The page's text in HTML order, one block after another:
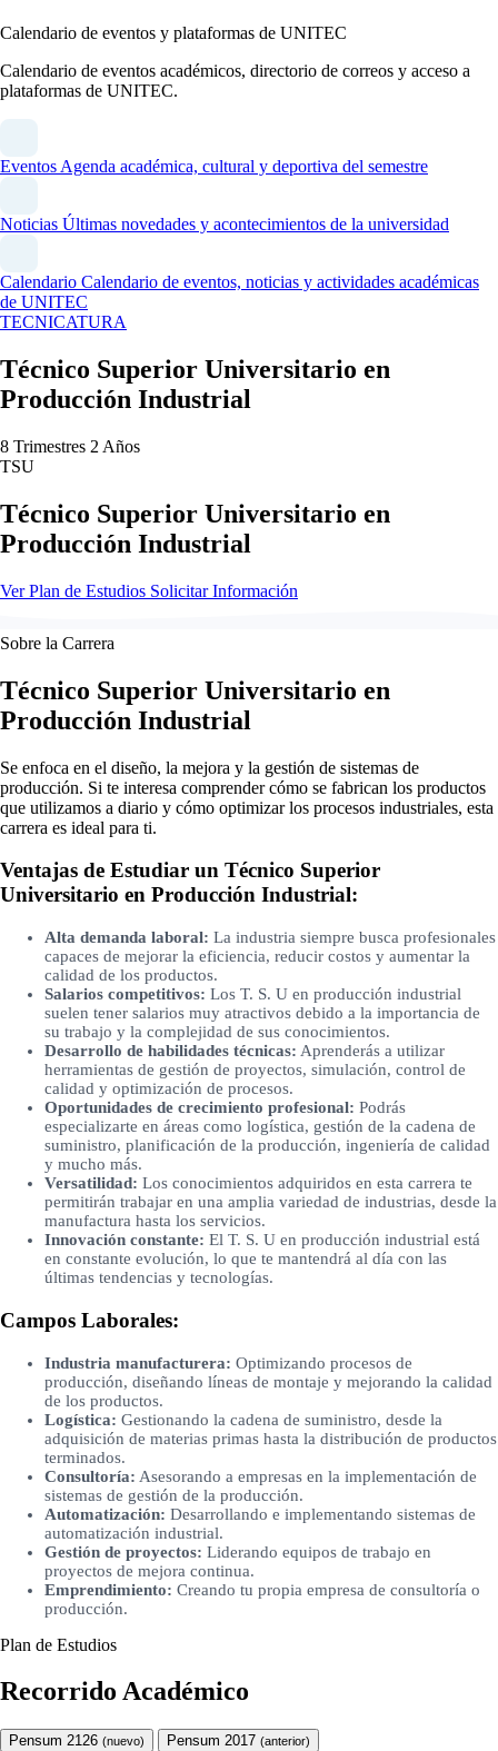
Calendario de eventos y plataformas de UNITEC
Calendario de eventos académicos, directorio de correos y acceso a
plataformas de UNITEC.
Eventos Agenda académica, cultural y deportiva del semestre
Noticias Últimas novedades y acontecimientos de la universidad
Calendario Calendario de eventos, noticias y actividades académicas
de UNITEC
TECNICATURA
Técnico Superior Universitario en
Producción Industrial
8 Trimestres 2 Años
TSU
Técnico Superior Universitario en
Producción Industrial
Ver Plan de Estudios Solicitar Información
Sobre la Carrera
Técnico Superior Universitario en
Producción Industrial
Se enfoca en el diseño, la mejora y la gestión de sistemas de
producción. Si te interesa comprender cómo se fabrican los productos
que utilizamos a diario y cómo optimizar los procesos industriales, esta
carrera es ideal para ti.
Ventajas de Estudiar un Técnico Superior
Universitario en Producción Industrial:
Alta demanda laboral: La industria siempre busca profesionales
capaces de mejorar la eficiencia, reducir costos y aumentar la
calidad de los productos.
Salarios competitivos: Los T. S. U en producción industrial
suelen tener salarios muy atractivos debido a la importancia de
su trabajo y la complejidad de sus conocimientos.
Desarrollo de habilidades técnicas: Aprenderás a utilizar
herramientas de gestión de proyectos, simulación, control de
calidad y optimización de procesos.
Oportunidades de crecimiento profesional: Podrás
especializarte en áreas como logística, gestión de la cadena de
suministro, planificación de la producción, ingeniería de calidad
y mucho más.
Versatilidad: Los conocimientos adquiridos en esta carrera te
permitirán trabajar en una amplia variedad de industrias, desde la
manufactura hasta los servicios.
Innovación constante: El T. S. U en producción industrial está
en constante evolución, lo que te mantendrá al día con las
últimas tendencias y tecnologías.
Campos Laborales:
Industria manufacturera: Optimizando procesos de
producción, diseñando líneas de montaje y mejorando la calidad
de los productos.
Logística: Gestionando la cadena de suministro, desde la
adquisición de materias primas hasta la distribución de productos
terminados.
Consultoría: Asesorando a empresas en la implementación de
sistemas de gestión de la producción.
Automatización: Desarrollando e implementando sistemas de
automatización industrial.
Gestión de proyectos: Liderando equipos de trabajo en
proyectos de mejora continua.
Emprendimiento: Creando tu propia empresa de consultoría o
producción.
Plan de Estudios
Recorrido Académico
Pensum 2126 (nuevo) Pensum 2017 (anterior)